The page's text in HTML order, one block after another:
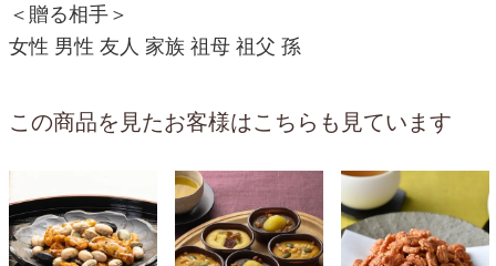
＜贈る相手＞
女性 男性 友人 家族 祖母 祖父 孫
この商品を見たお客様はこちらも見ています